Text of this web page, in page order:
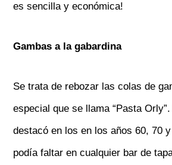
es sencilla y económica!
Gambas a la gabardina
Se trata de rebozar las colas de
especial que se llama “Pasta
destacó en los en los años 60, 70
podía faltar en cualquier bar de